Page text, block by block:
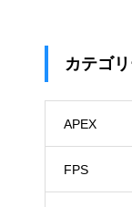
カテゴ
APEX
FPS